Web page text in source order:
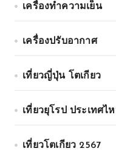
เครื่องทำความเย็น
เครื่องปรับอากาศ
เที่ยวญี่ปุ่น โตเกียว
เที่ยวยุโรป ประเทศไ
เที่ยวโตเกียว 2567